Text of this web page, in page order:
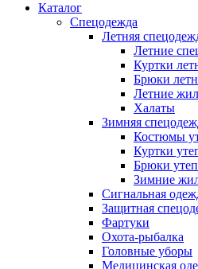
Каталог
Спецодежда
Летняя
Летние
Куртки
Брюки
Летние
Халаты
Зимняя
Костюмы
Куртки
Брюки
Зимние
Сигнальная
Защитная
Фартуки
Охота-рыбалка
Головные уборы
Медицинская